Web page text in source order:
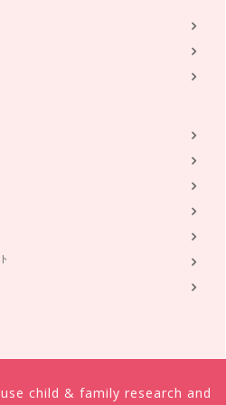
child & family research and